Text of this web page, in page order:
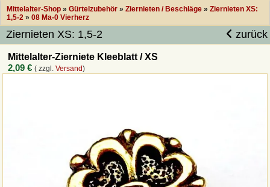
Mittelalter-Shop » Gürtelzubehör » Ziernieten / Beschläge » Ziernieten XS:
1,5-2 » 08 Ma-0 Vierherz
Ziernieten XS: 1,5-2 zurück
Mittelalter-Zierniete Kleeblatt / XS
2,09 € ( zzgl.Versand)
Impressum
Widerrufsfunktion